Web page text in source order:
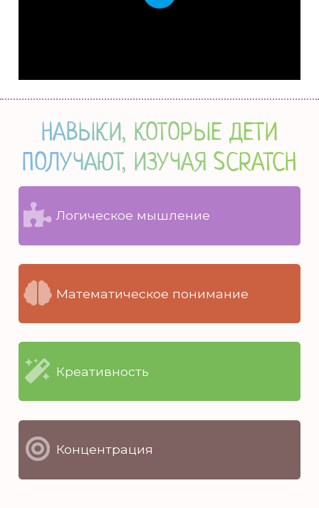
Play
НАВЫКИ, КОТОРЫЕ ДЕТИ
ПОЛУЧАЮТ, ИЗУЧАЯ SCRATCH
Логическое мышление
Математическое понимание
Креативность
Концентрация